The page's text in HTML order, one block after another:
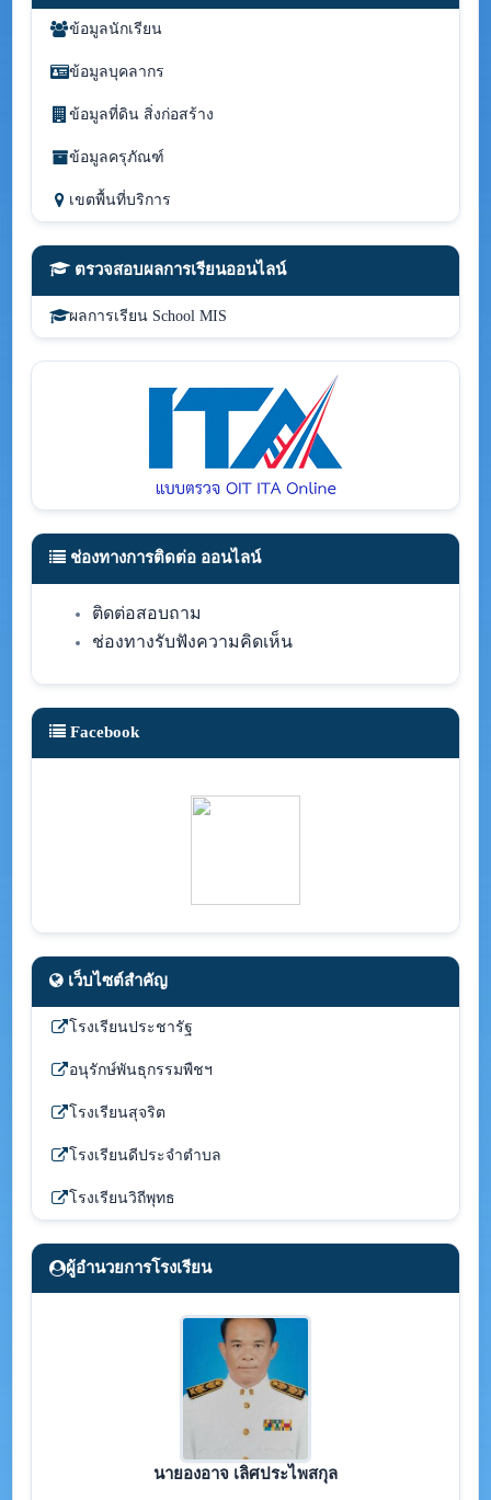
ข้อมูลนักเรียน
ข้อมูลบุคลากร
ข้อมูลที่ดิน สิ่งก่อสร้าง
ข้อมูลครุภัณฑ์
เขตพื้นที่บริการ
ตรวจสอบผลการเรียนออนไลน์
ผลการเรียน School MIS
ช่องทางการติดต่อ ออนไลน์
ติดต่อสอบถาม
ช่องทางรับฟังความคิดเห็น
Facebook
เว็บไซต์สำคัญ
โรงเรียนประชารัฐ
อนุรักษ์พันธุกรรมพืชฯ
โรงเรียนสุจริต
โรงเรียนดีประจำตำบล
โรงเรียนวิถีพุทธ
ผู้อำนวยการโรงเรียน
นายองอาจ เลิศประไพสกุล